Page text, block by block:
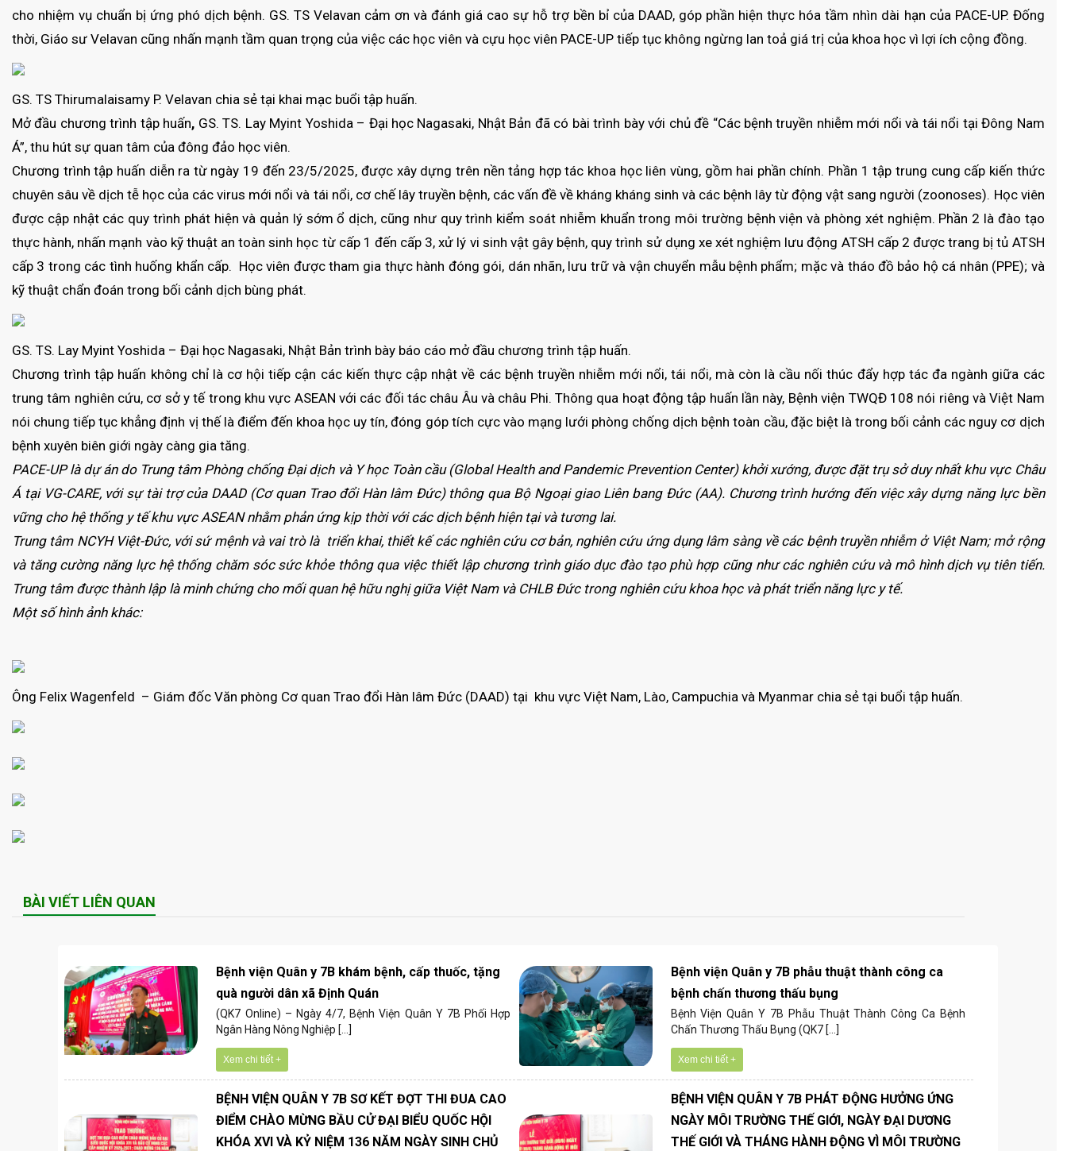
cho nhiệm vụ chuẩn bị ứng phó dịch bệnh. GS. TS Velavan cảm ơn và đánh giá cao sự hỗ trợ bền bỉ của DAAD, góp phần hiện thực hóa tầm nhìn dài hạn của PACE-UP. Đống
thời, Giáo sư Velavan cũng nhấn mạnh tầm quan trọng của việc các học viên và cựu học viên PACE-UP tiếp tục không ngừng lan toả giá trị của khoa học vì lợi ích cộng đồng.
GS. TS Thirumalaisamy P. Velavan chia sẻ tại khai mạc buổi tập huấn.
Mở đầu chương trình tập huấn, GS. TS. Lay Myint Yoshida – Đại học Nagasaki, Nhật Bản đã có bài trình bày với chủ đề “Các bệnh truyền nhiễm mới nổi và tái nổi tại Đông Nam
Á”, thu hút sự quan tâm của đông đảo học viên.
Chương trình tập huấn diễn ra từ ngày 19 đến 23/5/2025, được xây dựng trên nền tảng hợp tác khoa học liên vùng, gồm hai phần chính. Phần 1 tập trung cung cấp kiến thức
chuyên sâu về dịch tễ học của các virus mới nổi và tái nổi, cơ chế lây truyền bệnh, các vấn đề về kháng kháng sinh và các bệnh lây từ động vật sang người (zoonoses). Học viên
được cập nhật các quy trình phát hiện và quản lý sớm ổ dịch, cũng như quy trình kiểm soát nhiễm khuẩn trong môi trường bệnh viện và phòng xét nghiệm. Phần 2 là đào tạo
thực hành, nhấn mạnh vào kỹ thuật an toàn sinh học từ cấp 1 đến cấp 3, xử lý vi sinh vật gây bệnh, quy trình sử dụng xe xét nghiệm lưu động ATSH cấp 2 được trang bị tủ ATSH
cấp 3 trong các tình huống khẩn cấp. Học viên được tham gia thực hành đóng gói, dán nhãn, lưu trữ và vận chuyển mẫu bệnh phẩm; mặc và tháo đồ bảo hộ cá nhân (PPE); và
kỹ thuật chẩn đoán trong bối cảnh dịch bùng phát.
GS. TS. Lay Myint Yoshida – Đại học Nagasaki, Nhật Bản trình bày báo cáo mở đầu chương trình tập huấn.
Chương trình tập huấn không chỉ là cơ hội tiếp cận các kiến thực cập nhật về các bệnh truyền nhiễm mới nổi, tái nổi, mà còn là cầu nối thúc đẩy hợp tác đa ngành giữa các
trung tâm nghiên cứu, cơ sở y tế trong khu vực ASEAN với các đối tác châu Âu và châu Phi. Thông qua hoạt động tập huấn lần này, Bệnh viện TWQĐ 108 nói riêng và Việt Nam
nói chung tiếp tục khẳng định vị thế là điểm đến khoa học uy tín, đóng góp tích cực vào mạng lưới phòng chống dịch bệnh toàn cầu, đặc biệt là trong bối cảnh các nguy cơ dịch
bệnh xuyên biên giới ngày càng gia tăng.
PACE-UP là dự án do Trung tâm Phòng chống Đại dịch và Y học Toàn cầu (Global Health and Pandemic Prevention Center) khởi xướng, được đặt trụ sở duy nhất khu vực Châu
Á tại VG-CARE, với sự tài trợ của DAAD (Cơ quan Trao đổi Hàn lâm Đức) thông qua Bộ Ngoại giao Liên bang Đức (AA). Chương trình hướng đến việc xây dựng năng lực bền
vững cho hệ thống y tế khu vực ASEAN nhằm phản ứng kịp thời với các dịch bệnh hiện tại và tương lai.
Trung tâm NCYH Việt-Đức, với sứ mệnh và vai trò là triển khai, thiết kế các nghiên cứu cơ bản, nghiên cứu ứng dụng lâm sàng về các bệnh truyền nhiễm ở Việt Nam; mở rộng
và tăng cường năng lực hệ thống chăm sóc sức khỏe thông qua việc thiết lập chương trình giáo dục đào tạo phù hợp cũng như các nghiên cứu và mô hình dịch vụ tiên tiến.
Trung tâm được thành lập là minh chứng cho mối quan hệ hữu nghị giữa Việt Nam và CHLB Đức trong nghiên cứu khoa học và phát triển năng lực y tế.
Một số hình ảnh khác:
Ông Felix Wagenfeld – Giám đốc Văn phòng Cơ quan Trao đổi Hàn lâm Đức (DAAD) tại khu vực Việt Nam, Lào, Campuchia và Myanmar chia sẻ tại buổi tập huấn.
BÀI VIẾT LIÊN QUAN
Bệnh viện Quân y 7B khám bệnh, cấp thuốc, tặng
quà người dân xã Định Quán
(QK7 Online) – Ngày 4/7, Bệnh Viện Quân Y 7B Phối Hợp
Ngân Hàng Nông Nghiệp [...]
Xem chi tiết +
Bệnh viện Quân y 7B phẫu thuật thành công ca
bệnh chấn thương thấu bụng
Bệnh Viện Quân Y 7B Phẫu Thuật Thành Công Ca Bệnh
Chấn Thương Thấu Bụng (QK7 [...]
Xem chi tiết +
BỆNH VIỆN QUÂN Y 7B SƠ KẾT ĐỢT THI ĐUA CAO
ĐIỂM CHÀO MỪNG BẦU CỬ ĐẠI BIỂU QUỐC HỘI
KHÓA XVI VÀ KỶ NIỆM 136 NĂM NGÀY SINH CHỦ
BỆNH VIỆN QUÂN Y 7B PHÁT ĐỘNG HƯỞNG ỨNG
NGÀY MÔI TRƯỜNG THẾ GIỚI, NGÀY ĐẠI DƯƠNG
THẾ GIỚI VÀ THÁNG HÀNH ĐỘNG VÌ MÔI TRƯỜNG